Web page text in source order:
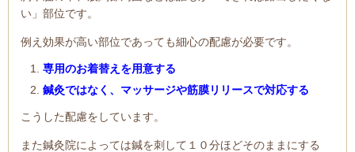
い」部位です。
例え効果が高い部位であっても細心の配慮が必要です。
専用のお着替えを用意する
鍼灸ではなく、マッサージや筋膜リリースで対応する
こうした配慮をしています。
また鍼灸院によっては鍼を刺して１０分ほどそのままにする